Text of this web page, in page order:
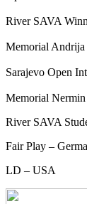
River SAVA
Memorial
Sarajevo Open
Memorial
River SAVA
Fair Play –
LD – USA